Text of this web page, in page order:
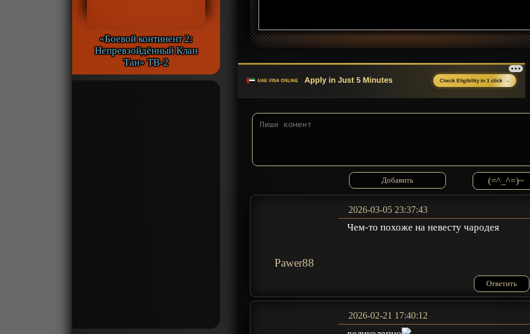
«Боевой континент 2:
Непревзойдённый Клан
Тан» ТВ-2
(=^_^=)~
Pawer88
2026-03-05 23:37:43
Чем-то похоже на невесту чародея
Ответить
2026-02-21 17:40:12